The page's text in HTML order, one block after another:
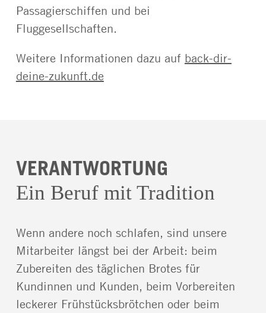
Passagierschiffen und bei
Fluggesellschaften.
Weitere Informationen dazu auf back-dir-
deine-zukunft.de
VERANTWORTUNG
Ein Beruf mit Tradition
Wenn andere noch schlafen, sind unsere
Mitarbeiter längst bei der Arbeit: beim
Zubereiten des täglichen Brotes für
Kundinnen und Kunden, beim Vorbereiten
leckerer Frühstücksbrötchen oder beim